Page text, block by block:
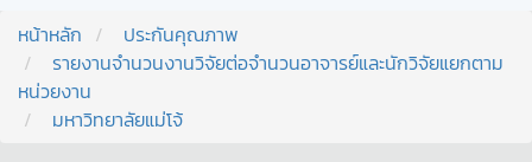
หน้าหลัก
ประกันคุณภาพ
รายงานจำนวนงานวิจัยต่อจำนวนอาจารย์และนักวิจัยแยกตาม
หน่วยงาน
มหาวิทยาลัยแม่โจ้